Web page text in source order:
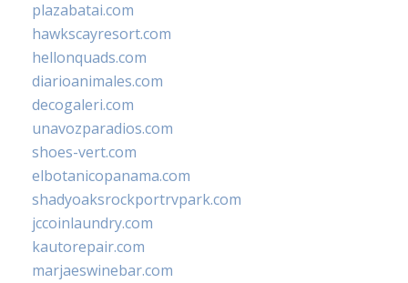
plazabatai.com
hawkscayresort.com
hellonquads.com
diarioanimales.com
decogaleri.com
unavozparadios.com
shoes-vert.com
elbotanicopanama.com
shadyoaksrockportrvpark.com
jccoinlaundry.com
kautorepair.com
marjaeswinebar.com